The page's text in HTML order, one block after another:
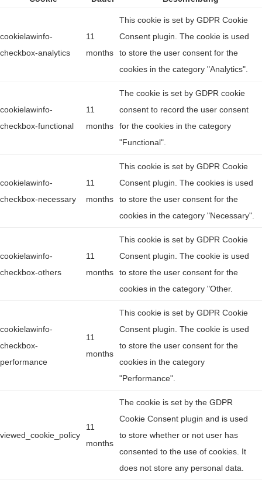
cookielawinfo-
checkbox-analytics
11
months
This cookie is set by GDPR Cookie
Consent plugin. The cookie is used
to store the user consent for the
cookies in the category "Analytics".
cookielawinfo-
checkbox-functional
11
months
The cookie is set by GDPR cookie
consent to record the user consent
for the cookies in the category
"Functional".
cookielawinfo-
checkbox-necessary
11
months
This cookie is set by GDPR Cookie
Consent plugin. The cookies is used
to store the user consent for the
cookies in the category "Necessary".
cookielawinfo-
checkbox-others
11
months
This cookie is set by GDPR Cookie
Consent plugin. The cookie is used
to store the user consent for the
cookies in the category "Other.
cookielawinfo-
checkbox-
performance
11
months
This cookie is set by GDPR Cookie
Consent plugin. The cookie is used
to store the user consent for the
cookies in the category
"Performance".
viewed_cookie_policy
11
months
The cookie is set by the GDPR
Cookie Consent plugin and is used
to store whether or not user has
consented to the use of cookies. It
does not store any personal data.